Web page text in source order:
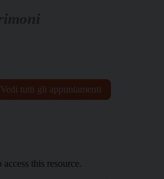
Vedi tutti gli appuntamenti